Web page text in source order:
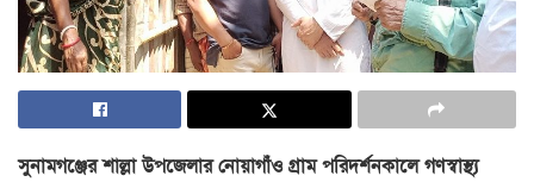
সুনামগঞ্জের শাল্লা উপজেলার নোয়াগাঁও গ্রাম পরিদর্শনকালে গণস্বাস্থ্য